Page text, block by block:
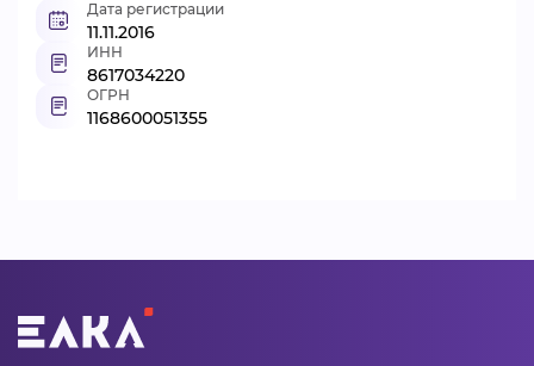
Дата регистрации
11.11.2016
ИНН
8617034220
ОГРН
1168600051355